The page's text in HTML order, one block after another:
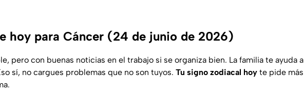
hoy para Cáncer (24 de junio de 2026)
pero con buenas noticias en el trabajo si se organiza bien. La familia te ayuda a
sí, no cargues problemas que no son tuyos. Tu signo zodiacal hoy te pide más